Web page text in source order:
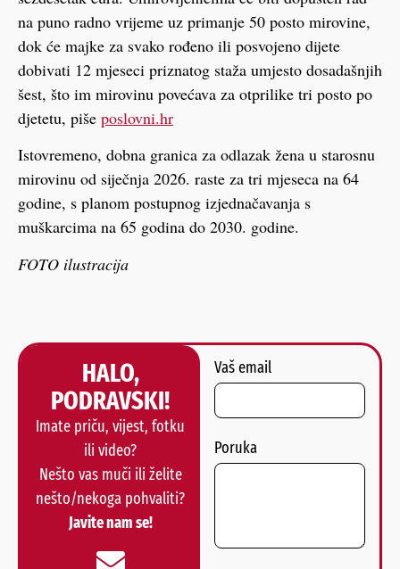
na puno radno vrijeme uz primanje 50 posto mirovine,
dok će majke za svako rođeno ili posvojeno dijete
dobivati 12 mjeseci priznatog staža umjesto dosadašnjih
šest, što im mirovinu povećava za otprilike tri posto po
djetetu, piše poslovni.hr
Istovremeno, dobna granica za odlazak žena u starosnu
mirovinu od siječnja 2026. raste za tri mjeseca na 64
godine, s planom postupnog izjednačavanja s
muškarcima na 65 godina do 2030. godine.
FOTO ilustracija
HALO,
PODRAVSKI!
Imate priču, vijest, fotku
ili video?
Nešto vas muči ili želite
nešto/nekoga pohvaliti?
Javite nam se!
Vaš email
Poruka